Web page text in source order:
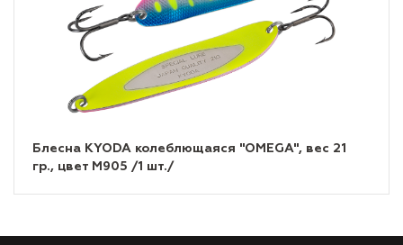
Блесна KYODA колеблющаяся "OMEGA", вес 21
гр., цвет M905 /1 шт./